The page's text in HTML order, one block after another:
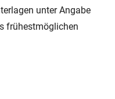
unter Angabe
frühestmöglichen